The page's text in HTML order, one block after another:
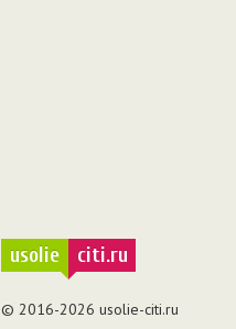
usolie citi.ru
© 2016-2026 usolie-citi.ru